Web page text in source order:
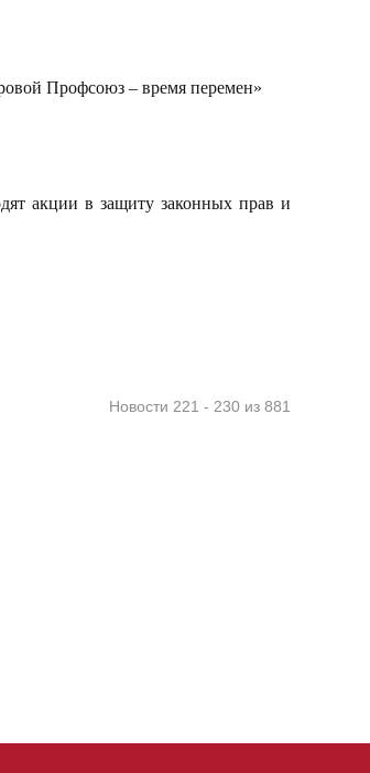
Профсоюз – время перемен»
акции в защиту законных прав и
Новости 221 - 230 из 881